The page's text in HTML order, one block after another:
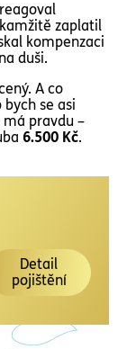
zaplatil
kompenzaci
duši.
A co
se asi
má pravdu –
6.500 Kč.
Detail
pojištění